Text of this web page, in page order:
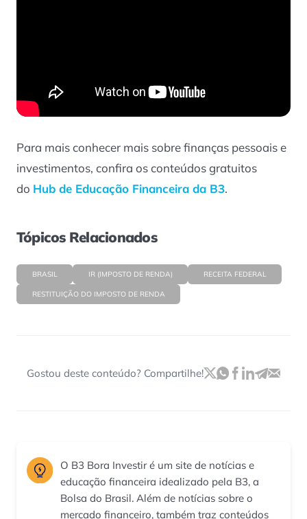
Para mais conhecer mais sobre finanças pessoais e
investimentos, confira os conteúdos gratuitos
do Hub de Educação Financeira da B3.
Tópicos Relacionados
BRASIL IR (IMPOSTO DE RENDA) RECEITA FEDERAL
RESTITUIÇÃO DO IMPOSTO DE RENDA
Gostou deste conteúdo? Compartilhe!
O B3 Bora Investir é um site de notícias e
educação financeira idealizado pela B3, a
Bolsa do Brasil. Além de notícias sobre o
mercado financeiro, também traz conteúdos